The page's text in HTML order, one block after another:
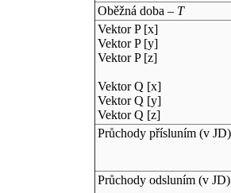
Oběžná doba – T
Vektor P [x]
Vektor P [y]
Vektor P [z]
Vektor Q [x]
Vektor Q [y]
Vektor Q [z]
Průchody přísluním (v JD)
Průchody odsluním (v JD)